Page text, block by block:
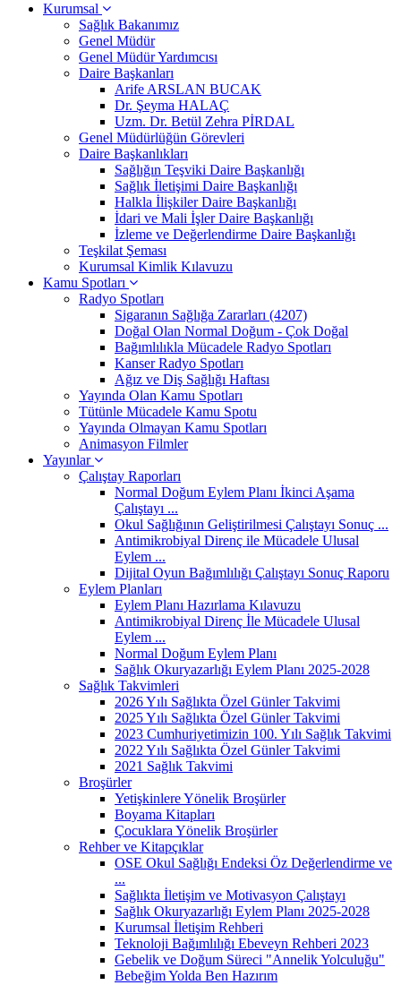
Kurumsal
Sağlık Bakanımız
Genel Müdür
Genel Müdür Yardımcısı
Daire Başkanları
Arife ARSLAN BUCAK
Dr. Şeyma HALAÇ
Uzm. Dr. Betül Zehra PİRDAL
Genel Müdürlüğün Görevleri
Daire Başkanlıkları
Sağlığın Teşviki Daire Başkanlığı
Sağlık İletişimi Daire Başkanlığı
Halkla İlişkiler Daire Başkanlığı
İdari ve Mali İşler Daire Başkanlığı
İzleme ve Değerlendirme Daire Başkanlığı
Teşkilat Şeması
Kurumsal Kimlik Kılavuzu
Kamu Spotları
Radyo Spotları
Sigaranın Sağlığa Zararları (4207)
Doğal Olan Normal Doğum - Çok Doğal
Bağımlılıkla Mücadele Radyo Spotları
Kanser Radyo Spotları
Ağız ve Diş Sağlığı Haftası
Yayında Olan Kamu Spotları
Tütünle Mücadele Kamu Spotu
Yayında Olmayan Kamu Spotları
Animasyon Filmler
Yayınlar
Çalıştay Raporları
Normal Doğum Eylem Planı İkinci Aşama
Çalıştayı ...
Okul Sağlığının Geliştirilmesi Çalıştayı Sonuç ...
Antimikrobiyal Direnç ile Mücadele Ulusal
Eylem ...
Dijital Oyun Bağımlılığı Çalıştayı Sonuç Raporu
Eylem Planları
Eylem Planı Hazırlama Kılavuzu
Antimikrobiyal Direnç İle Mücadele Ulusal
Eylem ...
Normal Doğum Eylem Planı
Sağlık Okuryazarlığı Eylem Planı 2025-2028
Sağlık Takvimleri
2026 Yılı Sağlıkta Özel Günler Takvimi
2025 Yılı Sağlıkta Özel Günler Takvimi
2023 Cumhuriyetimizin 100. Yılı Sağlık Takvimi
2022 Yılı Sağlıkta Özel Günler Takvimi
2021 Sağlık Takvimi
Broşürler
Yetişkinlere Yönelik Broşürler
Boyama Kitapları
Çocuklara Yönelik Broşürler
Rehber ve Kitapçıklar
OSE Okul Sağlığı Endeksi Öz Değerlendirme ve
...
Sağlıkta İletişim ve Motivasyon Çalıştayı
Sağlık Okuryazarlığı Eylem Planı 2025-2028
Kurumsal İletişim Rehberi
Teknoloji Bağımlılığı Ebeveyn Rehberi 2023
Gebelik ve Doğum Süreci "Annelik Yolculuğu"
Bebeğim Yolda Ben Hazırım